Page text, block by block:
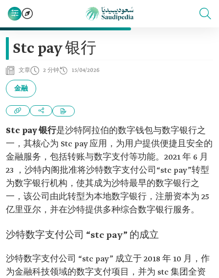
Stc pay 银行
文章 2 分钟 15/04/2026
金融
Stc pay 银行是沙特阿拉伯的数字钱包与数字银行之
一，其核心为 Stc pay 应用，为用户提供便捷且安全的
金融服务，包括转账与数字支付等功能。2021 年 6 月
23 ，沙特内阁批准将沙特数字支付公司“stc pay”转型
为数字银行机构，使其成为沙特最早的数字银行之
一，该公司由此转型为本地数字银行，注册资本为 25
亿里亚尔，并在沙特提供多种综合数字银行服务。
沙特数字支付公司 “stc pay” 的成立
沙特数字支付公司 “stc pay” 成立于 2018 年 10 月，作
为金融科技领域的数字支付项目，并为 stc 集团全资